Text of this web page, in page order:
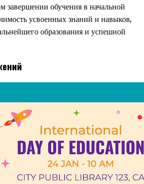
завершении обучения в начальной
усвоенных знаний и навыков,
образования и успешной